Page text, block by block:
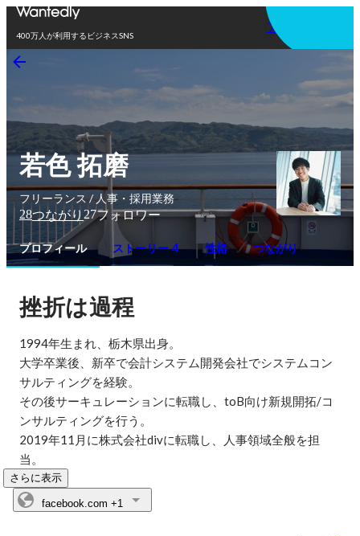
400万人が利用するビジネスSNS
アプリを使う
若色 拓磨
フリーランス / 人事・採用業務
28つながり 27フォロワー
プロフィール ストーリー 4 性格 つながり
挫折は過程
1994年生まれ、栃木県出身。
大学卒業後、新卒で会計システム開発会社でシステムコン
サルティングを経験。
その後サーキュレーションに転職し、toB向け新規開拓/コ
ンサルティングを行う。
2019年11月に株式会社divに転職し、人事領域全般を担
当。
さらに表示
facebook.com +1